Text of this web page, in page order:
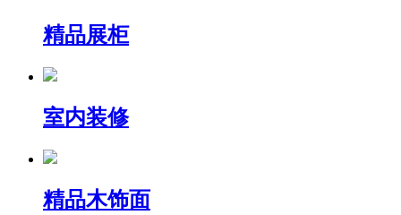
精品展柜
室内装修
精品木饰面